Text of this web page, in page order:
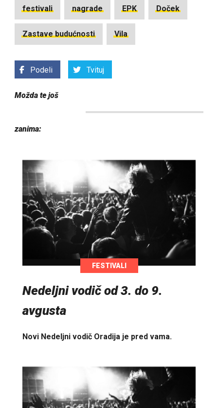
festivali nagrade EPK Doček
Zastave budućnosti Vila
Podeli Tvituj
Možda te još
zanima:
FESTIVALI
Nedeljni vodič od 3. do 9.
avgusta
Novi Nedeljni vodič Oradija je pred vama.